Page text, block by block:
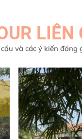
LIÊN
và các ý kiến